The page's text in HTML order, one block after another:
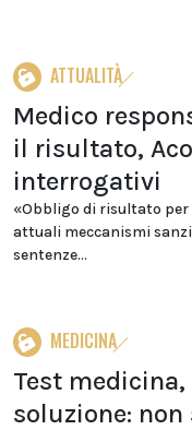
ATTUALITÀ
Medico
il risultato,
interrogativi
«Obbligo di risultato
attuali meccanismi
sentenze...
MEDICINA
Test
soluzione: